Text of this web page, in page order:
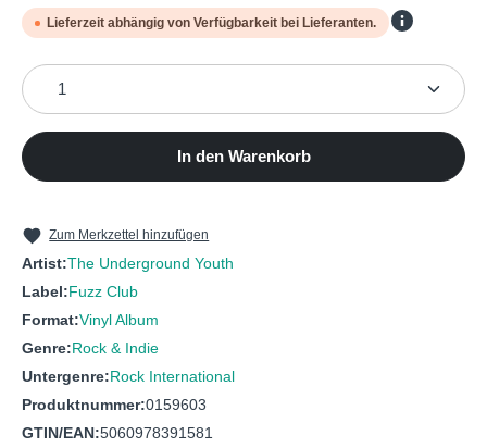
Lieferzeit abhängig von Verfügbarkeit bei Lieferanten.
Produkt Anzahl: Gib den gewünschten Wert ein
In den Warenkorb
Zum Merkzettel hinzufügen
Artist:The Underground Youth
Label:Fuzz Club
Format:Vinyl Album
Genre:Rock & Indie
Untergenre:Rock International
Produktnummer:0159603
GTIN/EAN:5060978391581